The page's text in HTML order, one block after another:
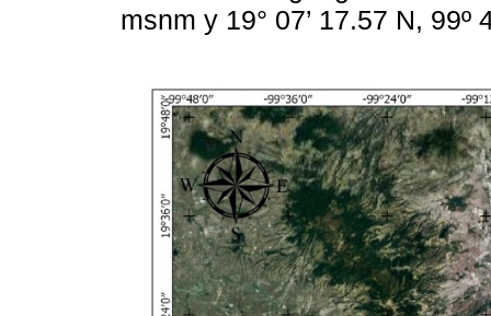
msnm y 19° 07’ 17.57 N, 99º